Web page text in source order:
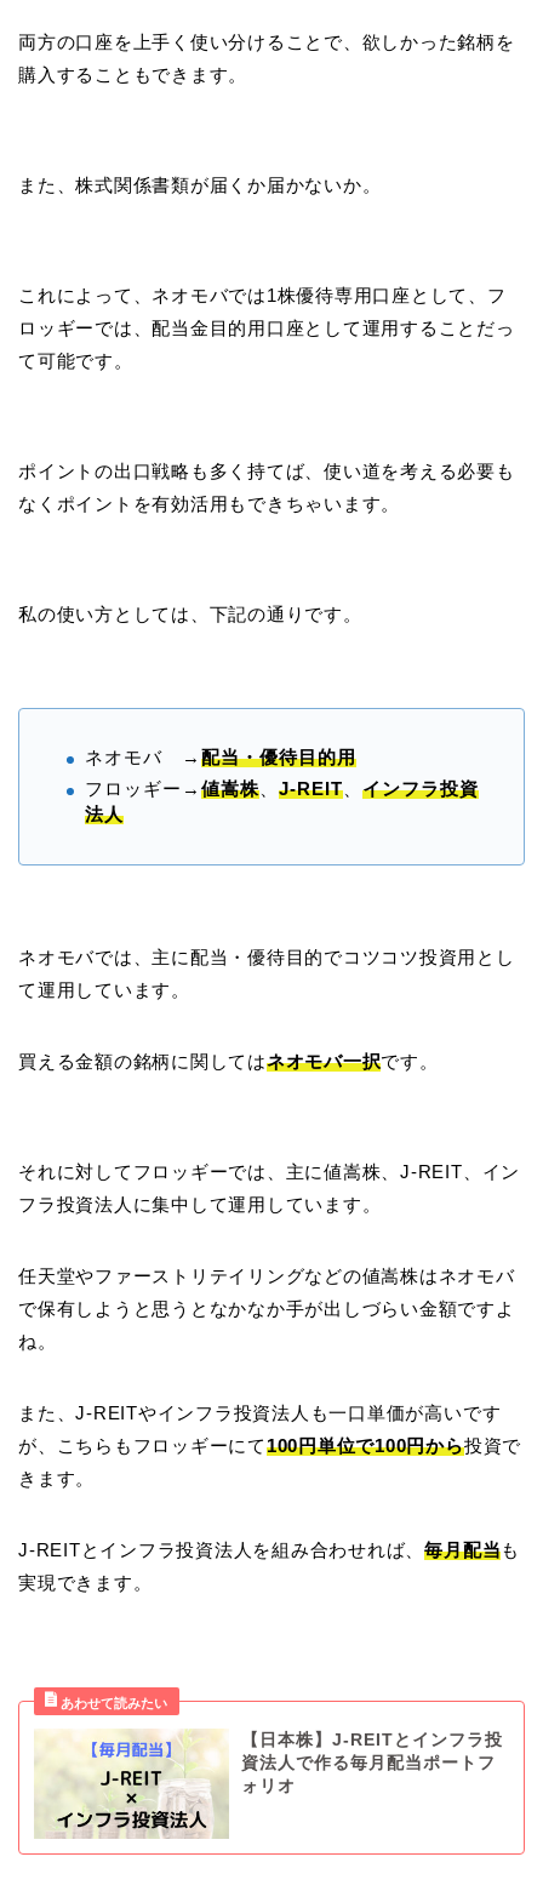
両方の口座を上手く使い分けることで、欲しかった銘柄を
購入することもできます。
また、株式関係書類が届くか届かないか。
これによって、ネオモバでは1株優待専用口座として、フ
ロッギーでは、配当金目的用口座として運用することだっ
て可能です。
ポイントの出口戦略も多く持てば、使い道を考える必要も
なくポイントを有効活用もできちゃいます。
私の使い方としては、下記の通りです。
ネオモバ → 配当・優待目的用
フロッギー→ 値嵩株 J-REIT
インフラ投資
法人
ネオモバでは、主に配当・優待目的でコツコツ投資用とし
て運用しています。
買える金額の銘柄に関してはネオモバ一択です。
それに対してフロッギーでは、主に値嵩株、J-REIT、イン
フラ投資法人に集中して運用しています。
任天堂やファーストリテイリングなどの値嵩株はネオモバ
で保有しようと思うとなかなか手が出しづらい金額ですよ
ね。
また、J-REITやインフラ投資法人も一口単価が高いです
が、こちらもフロッギーにて100円単位で100円から投資で
きます。
J-REITとインフラ投資法人を組み合わせれば、毎月配当も
実現できます。
【日本株】J-REITとインフラ投
資法人で作る毎月配当ポートフ
ォリオ